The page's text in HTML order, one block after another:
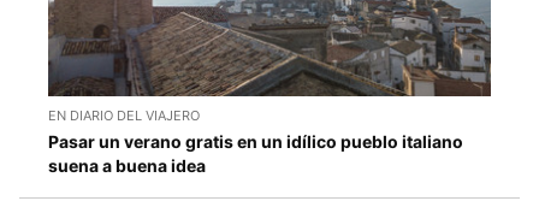
EN DIARIO DEL VIAJERO
Pasar un verano gratis en un idílico pueblo italiano
suena a buena idea